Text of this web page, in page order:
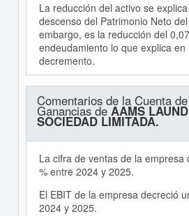
La reducción del activo se
descenso del Patrimonio Neto
embargo, es la reducción del
endeudamiento lo que explica
decremento.
Comentarios de la Cuenta
Ganancias deAAMS
SOCIEDAD LIMITADA.
La cifra de ventas de la empresa
% entre 2024 y 2025.
El EBIT de la empresa decreció
2024 y 2025.